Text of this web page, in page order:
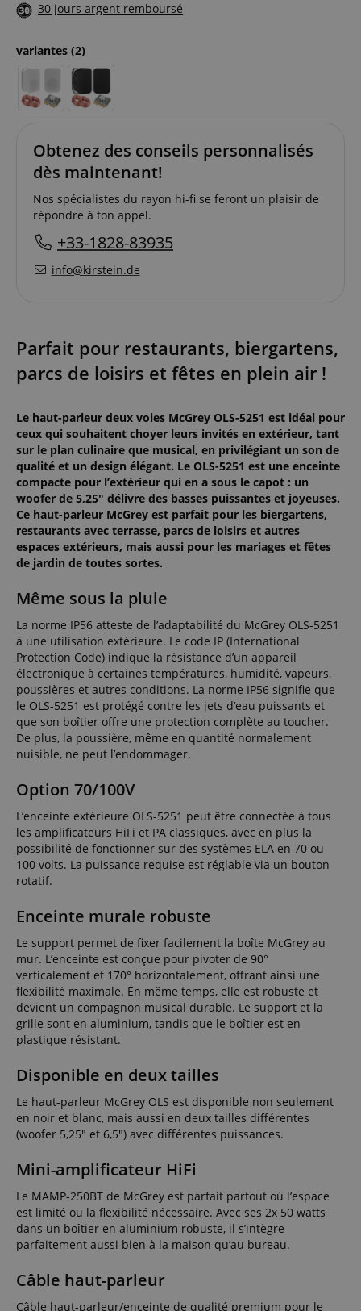
30 jours argent remboursé
variantes (2)
Obtenez des conseils personnalisés
dès maintenant!
Nos spécialistes du rayon hi-fi se feront un plaisir de
répondre à ton appel.
+33-1828-83935
info@kirstein.de
Parfait pour restaurants, biergartens,
parcs de loisirs et fêtes en plein air !
Le haut-parleur deux voies McGrey OLS-5251 est idéal pour
ceux qui souhaitent choyer leurs invités en extérieur, tant
sur le plan culinaire que musical, en privilégiant un son de
qualité et un design élégant. Le OLS-5251 est une enceinte
compacte pour l’extérieur qui en a sous le capot : un
woofer de 5,25" délivre des basses puissantes et joyeuses.
Ce haut-parleur McGrey est parfait pour les biergartens,
restaurants avec terrasse, parcs de loisirs et autres
espaces extérieurs, mais aussi pour les mariages et fêtes
de jardin de toutes sortes.
Même sous la pluie
La norme IP56 atteste de l’adaptabilité du McGrey OLS-5251
à une utilisation extérieure. Le code IP (International
Protection Code) indique la résistance d’un appareil
électronique à certaines températures, humidité, vapeurs,
poussières et autres conditions. La norme IP56 signifie que
le OLS-5251 est protégé contre les jets d’eau puissants et
que son boîtier offre une protection complète au toucher.
De plus, la poussière, même en quantité normalement
nuisible, ne peut l’endommager.
Option 70/100V
L’enceinte extérieure OLS-5251 peut être connectée à tous
les amplificateurs HiFi et PA classiques, avec en plus la
possibilité de fonctionner sur des systèmes ELA en 70 ou
100 volts. La puissance requise est réglable via un bouton
rotatif.
Enceinte murale robuste
Le support permet de fixer facilement la boîte McGrey au
mur. L’enceinte est conçue pour pivoter de 90°
verticalement et 170° horizontalement, offrant ainsi une
flexibilité maximale. En même temps, elle est robuste et
devient un compagnon musical durable. Le support et la
grille sont en aluminium, tandis que le boîtier est en
plastique résistant.
Disponible en deux tailles
Le haut-parleur McGrey OLS est disponible non seulement
en noir et blanc, mais aussi en deux tailles différentes
(woofer 5,25" et 6,5") avec différentes puissances.
Mini-amplificateur HiFi
Le MAMP-250BT de McGrey est parfait partout où l’espace
est limité ou la flexibilité nécessaire. Avec ses 2x 50 watts
dans un boîtier en aluminium robuste, il s’intègre
parfaitement aussi bien à la maison qu’au bureau.
Câble haut-parleur
Câble haut-parleur/enceinte de qualité premium pour le